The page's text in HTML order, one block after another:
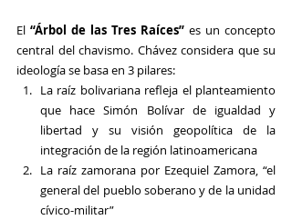
El “Árbol de las Tres Raíces” es un concepto
central del chavismo. Chávez considera que su
ideología se basa en 3 pilares:
La raíz bolivariana refleja el planteamiento
que hace Simón Bolívar de igualdad y
libertad y su visión geopolítica de la
integración de la región latinoamericana
La raíz zamorana por Ezequiel Zamora, “el
general del pueblo soberano y de la unidad
cívico-militar”